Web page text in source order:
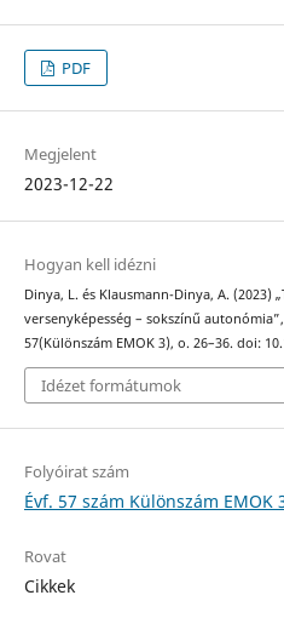
PDF
Megjelent
2023-12-22
Hogyan kell idézni
Dinya, L. és Klausmann-Dinya, A. (2023)
versenyképesség – sokszínű autonómia”,
57(Különszám EMOK 3), o. 26–36. doi:
Idézet formátumok
Folyóirat szám
Évf. 57 szám Különszám EMOK
Rovat
Cikkek